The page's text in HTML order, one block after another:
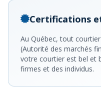
Certifications
Au Québec, tout
(Autorité des marchés
votre courtier est bel et
firmes et des individus.